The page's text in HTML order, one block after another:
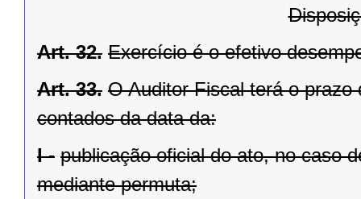
Art. 32. Exercício é o efetivo
Art. 33. O Auditor Fiscal terá o
contados da data da:
I - publicação oficial do ato, no caso
mediante permuta;